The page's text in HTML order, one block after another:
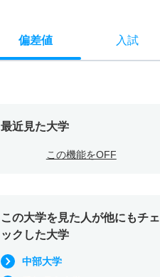
偏差値 入試
最近見た大学
この機能をOFF
この大学を見た人が他にもチェ
ックした大学
中部大学